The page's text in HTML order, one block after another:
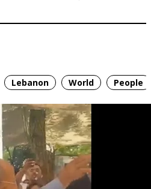
Lebanon World People